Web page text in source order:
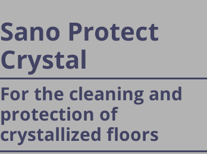
Sano Protect
Crystal
For the cleaning and
protection of
crystallized floors